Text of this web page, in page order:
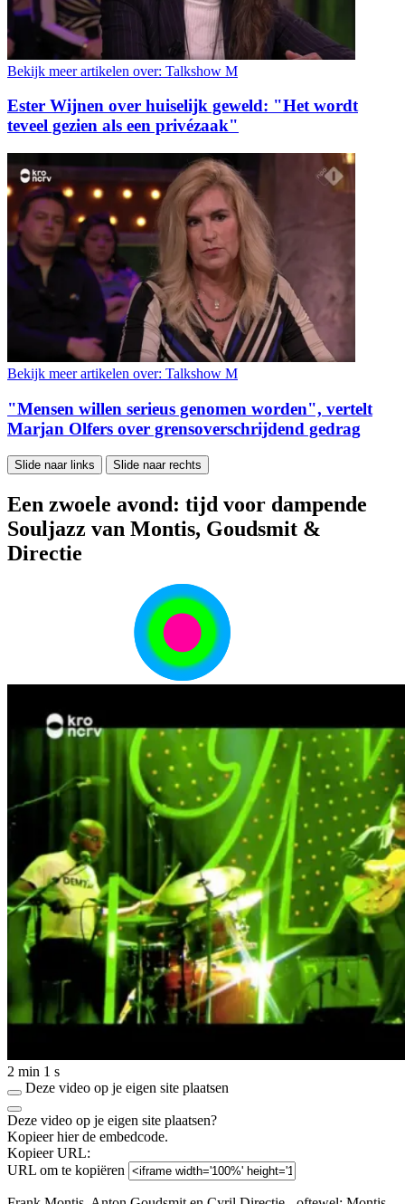
Bekijk meer artikelen over: Talkshow M
Ester Wijnen over huiselijk geweld: "Het wordt
teveel gezien als een privézaak"
Bekijk meer artikelen over: Talkshow M
"Mensen willen serieus genomen worden", vertelt
Marjan Olfers over grensoverschrijdend gedrag
Slide naar links Slide naar rechts
Een zwoele avond: tijd voor dampende
Souljazz van Montis, Goudsmit &
Directie
2 min 1 s
Deze video op je eigen site plaatsen
Deze video op je eigen site plaatsen?
Kopieer hier de embedcode.
Kopieer URL:
URL om te kopiëren